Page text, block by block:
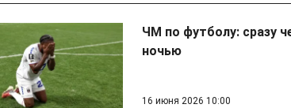
ЧМ по футболу: сразу
ночью
16 июня 2026 10:00